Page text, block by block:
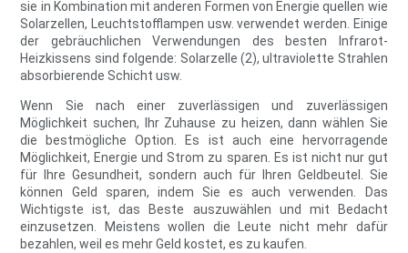
sie in Kombination mit anderen Formen von Energie quellen wie
Solarzellen, Leuchtstofflampen usw. verwendet werden. Einige
der gebräuchlichen Verwendungen des besten Infrarot-
Heizkissens sind folgende: Solarzelle (2), ultraviolette Strahlen
absorbierende Schicht usw.
Wenn Sie nach einer zuverlässigen und zuverlässigen
Möglichkeit suchen, Ihr Zuhause zu heizen, dann wählen Sie
die bestmögliche Option. Es ist auch eine hervorragende
Möglichkeit, Energie und Strom zu sparen. Es ist nicht nur gut
für Ihre Gesundheit, sondern auch für Ihren Geldbeutel. Sie
können Geld sparen, indem Sie es auch verwenden. Das
Wichtigste ist, das Beste auszuwählen und mit Bedacht
einzusetzen. Meistens wollen die Leute nicht mehr dafür
bezahlen, weil es mehr Geld kostet, es zu kaufen.